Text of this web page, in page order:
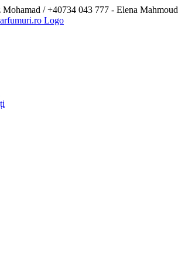
/ +40734 043 777 - Elena Mahmoud